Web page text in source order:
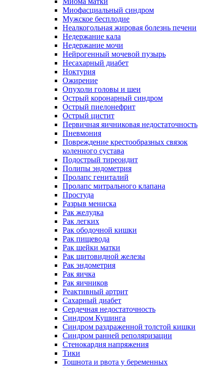
Миофасциальный синдром
Мужское бесплодие
Неалкогольная жировая болезнь печени
Недержание кала
Недержание мочи
Нейрогенный мочевой пузырь
Несахарный диабет
Ноктурия
Ожирение
Опухоли головы и шеи
Острый коронарный синдром
Острый пиелонефрит
Острый цистит
Первичная яичниковая недостаточность
Пневмония
Повреждение крестообразных связок
коленного сустава
Подострый тиреоидит
Полипы эндометрия
Пролапс гениталий
Пролапс митрального клапана
Простуда
Разрыв мениска
Рак желудка
Рак легких
Рак ободочной кишки
Рак пищевода
Рак шейки матки
Рак щитовидной железы
Рак эндометрия
Рак яичка
Рак яичников
Реактивный артрит
Сахарный диабет
Сердечная недостаточность
Синдром Кушинга
Синдром раздраженной толстой кишки
Синдром ранней реполяризации
Стенокардия напряжения
Тики
Тошнота и рвота у беременных